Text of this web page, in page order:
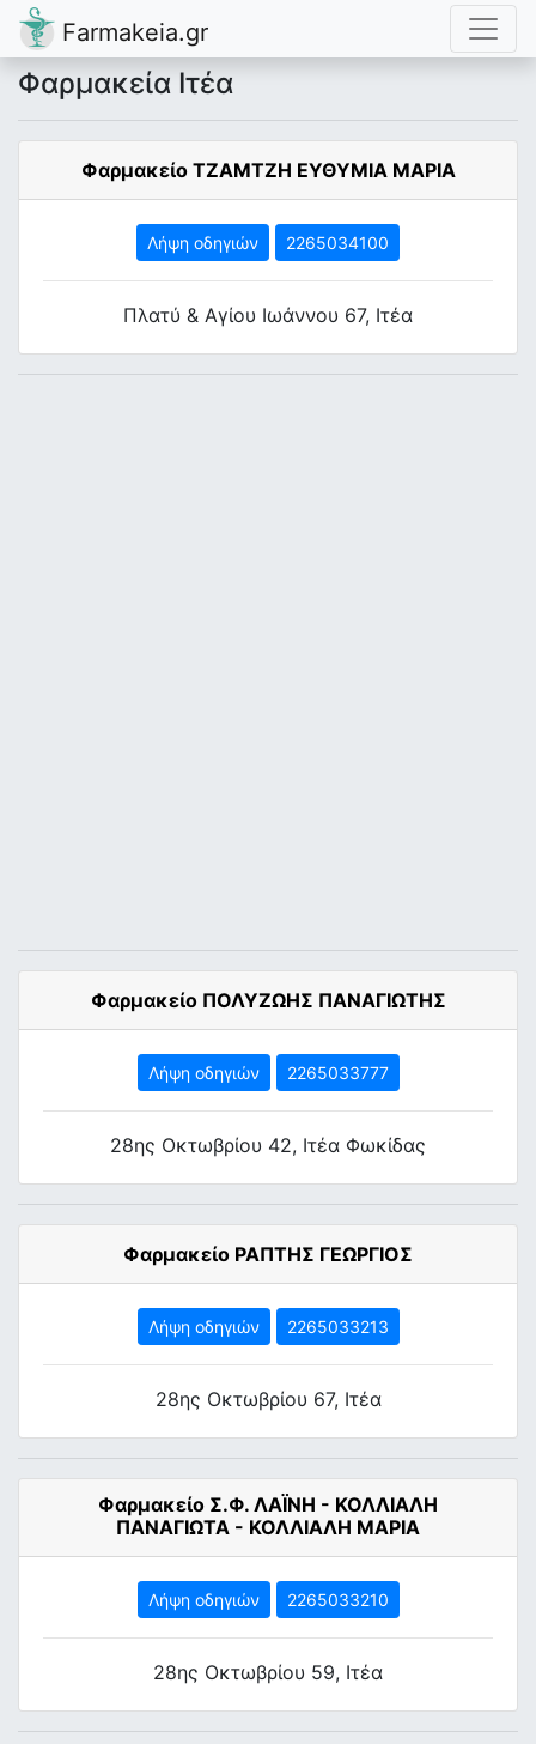
Farmakeia.gr
Φαρμακεία Ιτέα
Φαρμακείο ΤΖΑΜΤΖΗ ΕΥΘΥΜΙΑ ΜΑΡΙΑ
Λήψη οδηγιών 2265034100
Πλατύ & Αγίου Ιωάννου 67, Ιτέα
Φαρμακείο ΠΟΛΥΖΩΗΣ ΠΑΝΑΓΙΩΤΗΣ
Λήψη οδηγιών 2265033777
28ης Οκτωβρίου 42, Ιτέα Φωκίδας
Φαρμακείο ΡΑΠΤΗΣ ΓΕΩΡΓΙΟΣ
Λήψη οδηγιών 2265033213
28ης Οκτωβρίου 67, Ιτέα
Φαρμακείο Σ.Φ. ΛΑΪΝΗ - ΚΟΛΛΙΑΛΗ
ΠΑΝΑΓΙΩΤΑ - ΚΟΛΛΙΑΛΗ ΜΑΡΙΑ
Λήψη οδηγιών 2265033210
28ης Οκτωβρίου 59, Ιτέα